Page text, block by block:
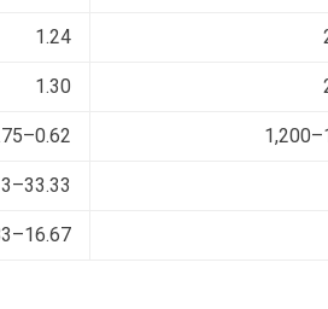
1.24
1.30
0.62–0.75
33.33–53.33
16.67–20.83